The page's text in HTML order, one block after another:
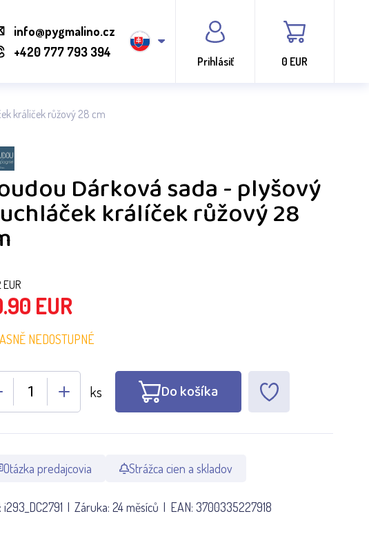
info@pygmalino.cz
+420 777 793 394
Prihlásiť 0 EUR
králíček růžový 28 cm
Dárková sada - plyšový
králíček růžový 28
EUR
EUR
NEDOSTUPNÉ
ks Do košíka
Otázka predajcovia Strážca cien a skladov
i293_DC2791 Záruka: 24 měsíců EAN: 3700335227918